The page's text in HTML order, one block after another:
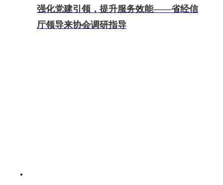
强化党建引领，提升服务效能——省经信
厅领导来协会调研指导